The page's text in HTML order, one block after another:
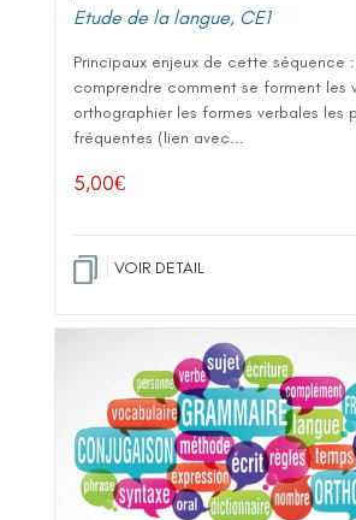
Etude de la langue, CE1
Principaux enjeux de cette séquence :
comprendre comment se forment les
orthographier les formes verbales les
fréquentes (lien avec...
5,00€
VOIR DETAIL